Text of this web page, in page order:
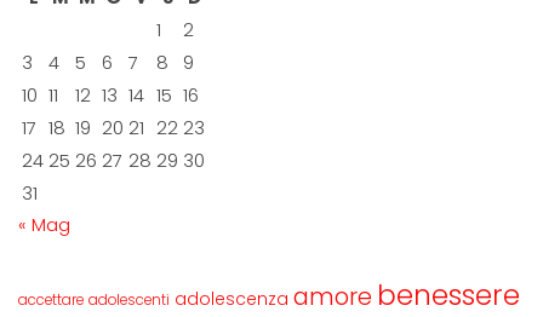
1
2
3
4 5 6 7 8
9
10 11 12 13 14 15 16
17 18 19 20 21 22 23
24 25 26 27 28 29 30
31
« Mag
accettare adolescenti adolescenza amore benessere